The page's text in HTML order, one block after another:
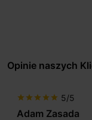
Opinie naszych
star star star star star 5/5
Adam Zasada